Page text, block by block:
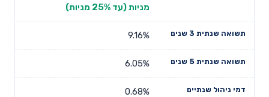
מניות (עד 25% מניות)
9.16%
6.05%
0.68%